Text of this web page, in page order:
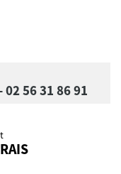
56 31 86 91